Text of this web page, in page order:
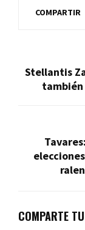
COMPARTIR
Stellantis
COMPARTE